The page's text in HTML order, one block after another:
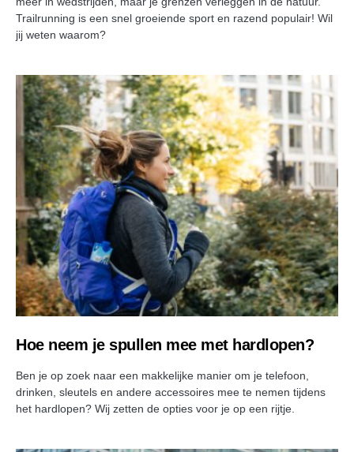
Trailrunning is een snel groeiende sport en razend populair! Wil
jij weten waarom?
Hoe neem je spullen mee met hardlopen?
Ben je op zoek naar een makkelijke manier om je telefoon,
drinken, sleutels en andere accessoires mee te nemen tijdens
het hardlopen? Wij zetten de opties voor je op een rijtje.